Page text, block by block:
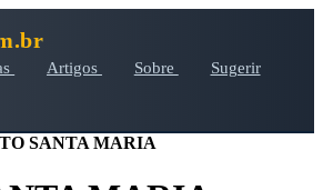
Artigos Sobre
Sugerir
SANTA MARIA